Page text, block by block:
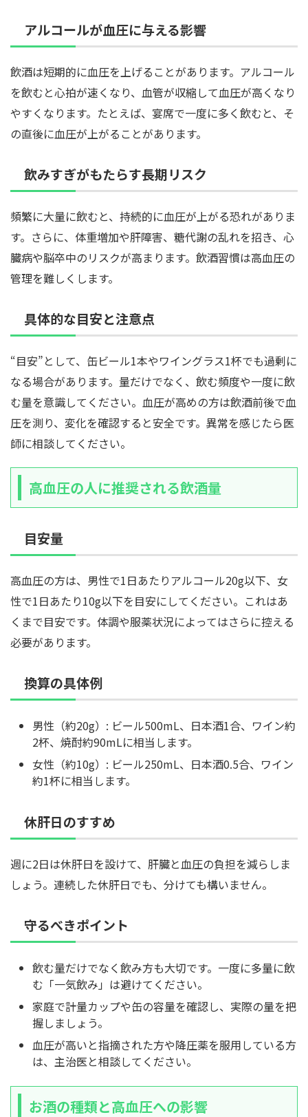
アルコールが血圧に与える影響
飲酒は短期的に血圧を上げることがあります。アルコール
を飲むと心拍が速くなり、血管が収縮して血圧が高くなり
やすくなります。たとえば、宴席で一度に多く飲むと、そ
の直後に血圧が上がることがあります。
飲みすぎがもたらす長期リスク
頻繁に大量に飲むと、持続的に血圧が上がる恐れがありま
す。さらに、体重増加や肝障害、糖代謝の乱れを招き、心
臓病や脳卒中のリスクが高まります。飲酒習慣は高血圧の
管理を難しくします。
具体的な目安と注意点
“目安”として、缶ビール1本やワイングラス1杯でも過剰に
なる場合があります。量だけでなく、飲む頻度や一度に飲
む量を意識してください。血圧が高めの方は飲酒前後で血
圧を測り、変化を確認すると安全です。異常を感じたら医
師に相談してください。
高血圧の人に推奨される飲酒量
目安量
高血圧の方は、男性で1日あたりアルコール20g以下、女
性で1日あたり10g以下を目安にしてください。これはあ
くまで目安です。体調や服薬状況によってはさらに控える
必要があります。
換算の具体例
男性（約20g）: ビール500mL、日本酒1合、ワイン約
2杯、焼酎約90mLに相当します。
女性（約10g）: ビール250mL、日本酒0.5合、ワイン
約1杯に相当します。
休肝日のすすめ
週に2日は休肝日を設けて、肝臓と血圧の負担を減らしま
しょう。連続した休肝日でも、分けても構いません。
守るべきポイント
飲む量だけでなく飲み方も大切です。一度に多量に飲
む「一気飲み」は避けてください。
家庭で計量カップや缶の容量を確認し、実際の量を把
握しましょう。
血圧が高いと指摘された方や降圧薬を服用している方
は、主治医と相談してください。
お酒の種類と高血圧への影響